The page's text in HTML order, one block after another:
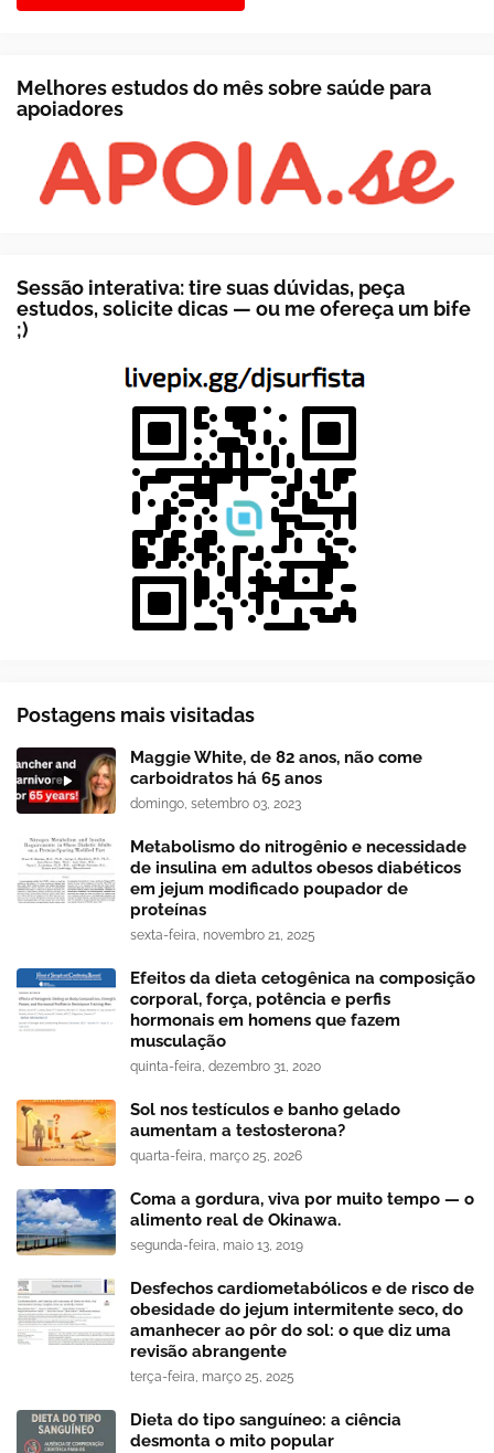
Melhores estudos do mês sobre saúde para
apoiadores
Sessão interativa: tire suas dúvidas, peça
estudos, solicite dicas — ou me ofereça um bife
;)
Postagens mais visitadas
Maggie White, de 82 anos, não come
carboidratos há 65 anos
domingo, setembro 03, 2023
Metabolismo do nitrogênio e necessidade
de insulina em adultos obesos diabéticos
em jejum modificado poupador de
proteínas
sexta-feira, novembro 21, 2025
Efeitos da dieta cetogênica na composição
corporal, força, potência e perfis
hormonais em homens que fazem
musculação
quinta-feira, dezembro 31, 2020
Sol nos testículos e banho gelado
aumentam a testosterona?
quarta-feira, março 25, 2026
Coma a gordura, viva por muito tempo — o
alimento real de Okinawa.
segunda-feira, maio 13, 2019
Desfechos cardiometabólicos e de risco de
obesidade do jejum intermitente seco, do
amanhecer ao pôr do sol: o que diz uma
revisão abrangente
terça-feira, março 25, 2025
Dieta do tipo sanguíneo: a ciência
desmonta o mito popular